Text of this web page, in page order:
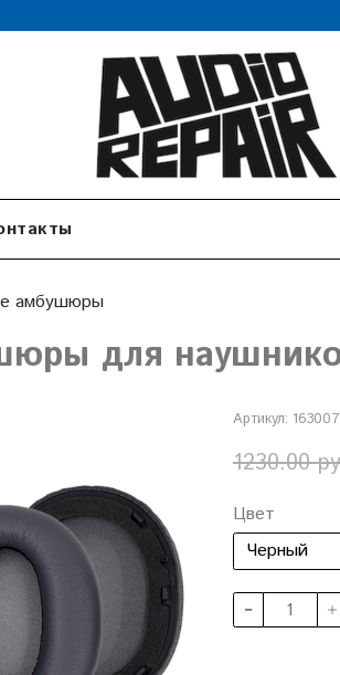
амбушюры
для
Артикул: 163007
1230.00
Цвет